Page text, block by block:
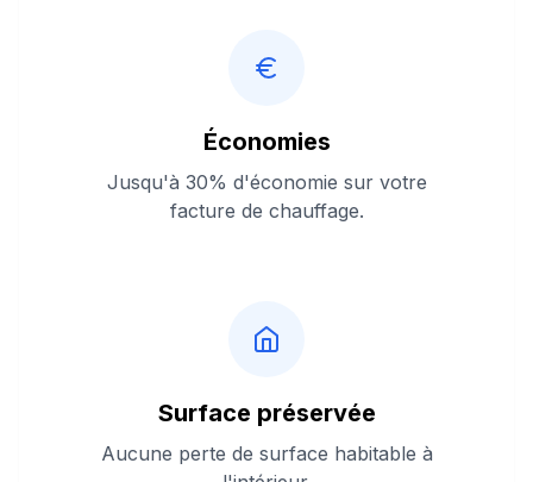
Économies
Jusqu'à 30% d'économie sur votre
facture de chauffage.
Surface préservée
Aucune perte de surface habitable à